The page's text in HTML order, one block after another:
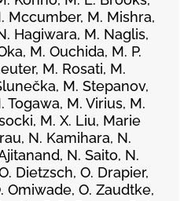
Mccumber, M. Mishra,
Hagiwara, M. Naglis,
M. Ouchida, M. P.
M. Rosati, M.
M. Stepanov,
Togawa, M. Virius, M.
M. X. Liu, Marie
N. Kamihara, N.
N. Saito, N.
Dietzsch, O. Drapier,
Omiwade, O. Zaudtke,